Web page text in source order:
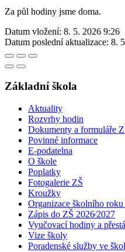
Za půl hodiny jsme doma.
Datum vložení: 8. 5. 2026 9:26
Datum poslední aktualizace: 8.
Základní škola
Aktuality
Rozvrhy hodin
Dokumenty a formuláře
Povinné informace
E-podatelna
O škole
Poplatky
Fotogalerie ZŠ
Kroužky
Organizace školního roku
Zápis do ZŠ 2026⁄2027
Vyučovací hodiny a
Vize školy
Poradenské služby ve